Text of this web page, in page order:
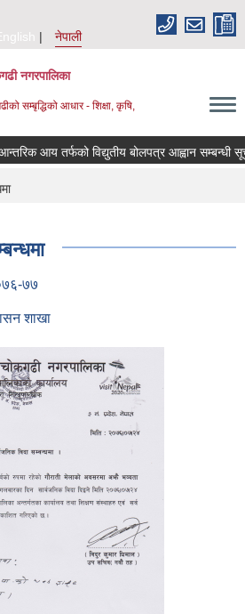
नेपाली
नगरपालिका
सम्बृद्धिको आधार - शिक्षा, कृषि,
आय तर्फको विद्युतीय बोलपत्र आह्वान सम्बन्धी
७७
शाखा